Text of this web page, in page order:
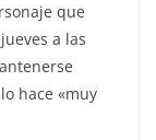
que
a las
hace «muy